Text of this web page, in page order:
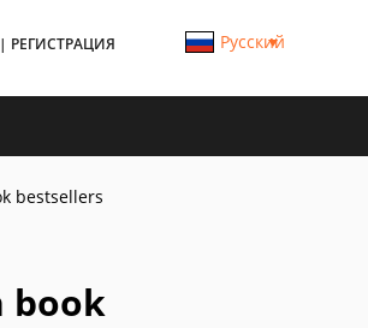
| РЕГИСТРАЦИЯ Русский
bestsellers
book